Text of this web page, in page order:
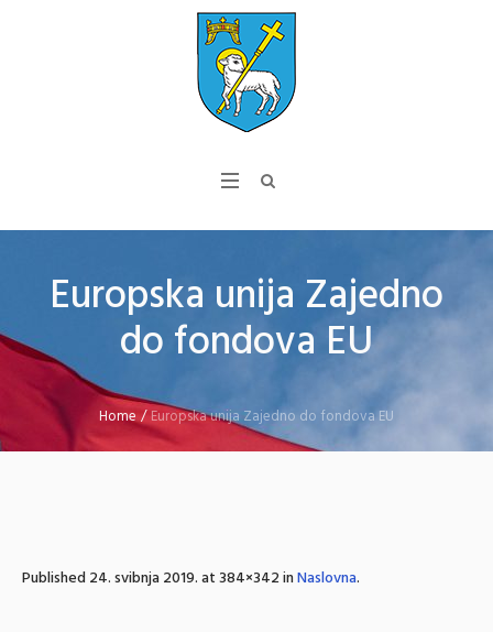
Europska unija Zajedno
do fondova EU
Home/Europska unija Zajedno do fondova EU
Published24. svibnja 2019.at 384×342 inNaslovna.